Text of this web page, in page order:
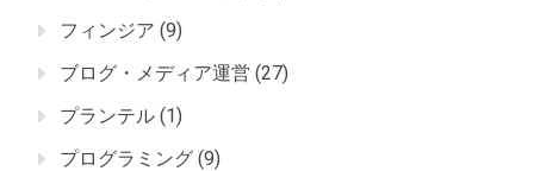
フィンジア (9)
ブログ・メディア運営 (27)
プランテル (1)
プログラミング (9)